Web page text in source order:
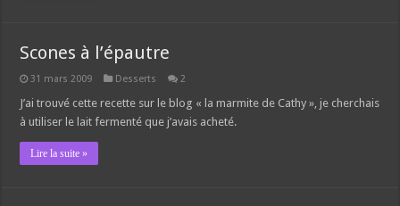
Scones à l’épautre
31 mars 2009 Desserts 2
J’ai trouvé cette recette sur le blog « la marmite de Cathy », je cherchais
à utiliser le lait fermenté que j’avais acheté.
Lire la suite »